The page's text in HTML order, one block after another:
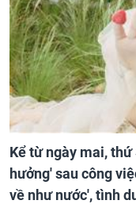
Kể từ ngày mai,
hưởng' sau công
về như nước', tình